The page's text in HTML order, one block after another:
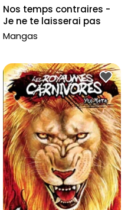
Nos temps contraires -
Je ne te laisserai pas
mour...
Mangas